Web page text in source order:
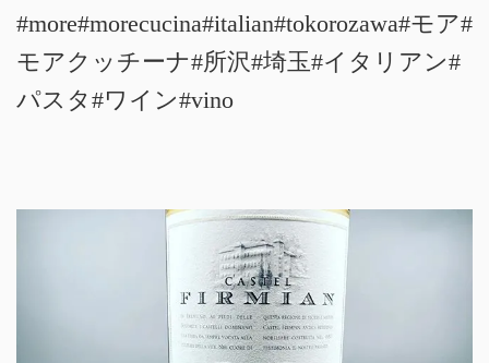
#more#morecucina#italian#tokorozawa#モア#
モアクッチーナ#所沢#埼玉#イタリアン#
パスタ#ワイン#vino